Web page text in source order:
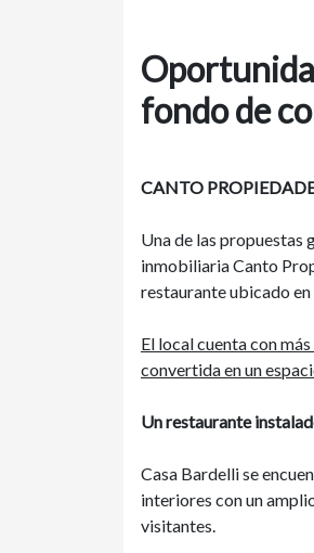
fondo de
CANTO
Una de las propuestas
inmobiliaria Canto
restaurante ubicado
El local cuenta con
convertida en un
Un restaurante
Casa Bardelli se
interiores con un
visitantes.